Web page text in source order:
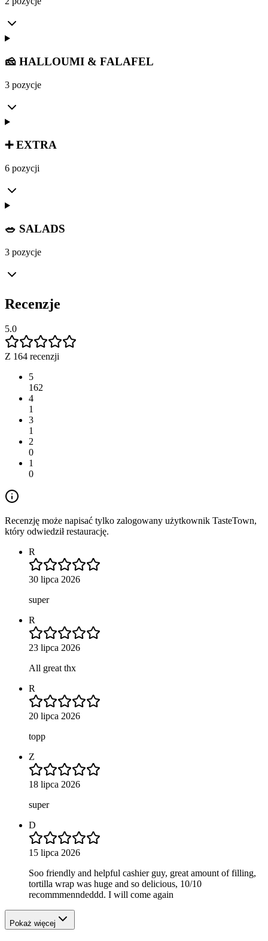
🧀 HALLOUMI & FALAFEL
3 pozycje
➕ EXTRA
6 pozycji
🥗 SALADS
3 pozycje
Recenzje
5.0
Z 164 recenzji
5
162
4
1
3
1
2
0
1
0
Recenzję może napisać tylko zalogowany użytkownik TasteTown,
który odwiedził restaurację.
R
30 lipca 2026
super
R
23 lipca 2026
All great thx
R
20 lipca 2026
topp
Z
18 lipca 2026
super
D
15 lipca 2026
Soo friendly and helpful cashier guy, great amount of filling,
tortilla wrap was huge and so delicious, 10/10
recommmenndeddd. I will come again
Pokaż więcej